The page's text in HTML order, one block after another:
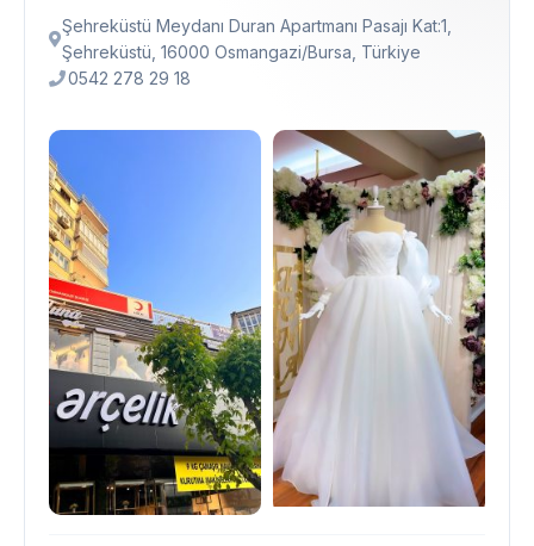
Şehreküstü Meydanı Duran Apartmanı Pasajı Kat:1,
Şehreküstü, 16000 Osmangazi̇/Bursa, Türkiye
0542 278 29 18